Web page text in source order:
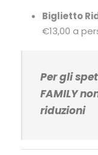
Biglietto
€13,00 a
Per gli
FAMILY
riduzioni